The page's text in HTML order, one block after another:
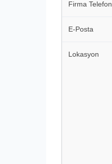
Firma Telefon
E-Posta
Lokasyon